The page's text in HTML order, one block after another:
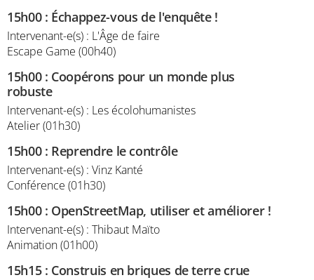
15h00: Échappez-vous de l'enquête !
Intervenant-e(s) : L'Âge de faire
Escape Game (00h40)
15h00: Coopérons pour un monde plus
robuste
Intervenant-e(s) : Les écolohumanistes
Atelier (01h30)
15h00: Reprendre le contrôle
Intervenant-e(s) : Vinz Kanté
Conférence (01h30)
15h00: OpenStreetMap, utiliser et améliorer !
Intervenant-e(s) : Thibaut Maïto
Animation (01h00)
15h15: Construis en briques de terre crue